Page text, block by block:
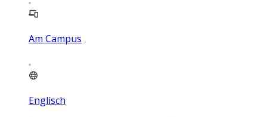
Am Campus
Englisch